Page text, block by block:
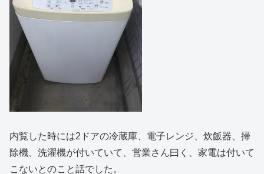
内覧した時には2ドアの冷蔵庫、電子レンジ、炊飯器、掃
除機、洗濯機が付いていて、営業さん曰く、家電は付いて
こないとのこと話でした。